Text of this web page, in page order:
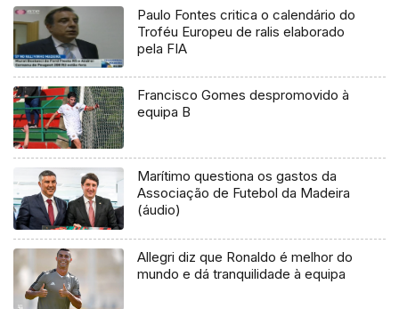
Paulo Fontes critica o calendário do
Troféu Europeu de ralis elaborado
pela FIA
Francisco Gomes despromovido à
equipa B
Marítimo questiona os gastos da
Associação de Futebol da Madeira
(áudio)
Allegri diz que Ronaldo é melhor do
mundo e dá tranquilidade à equipa